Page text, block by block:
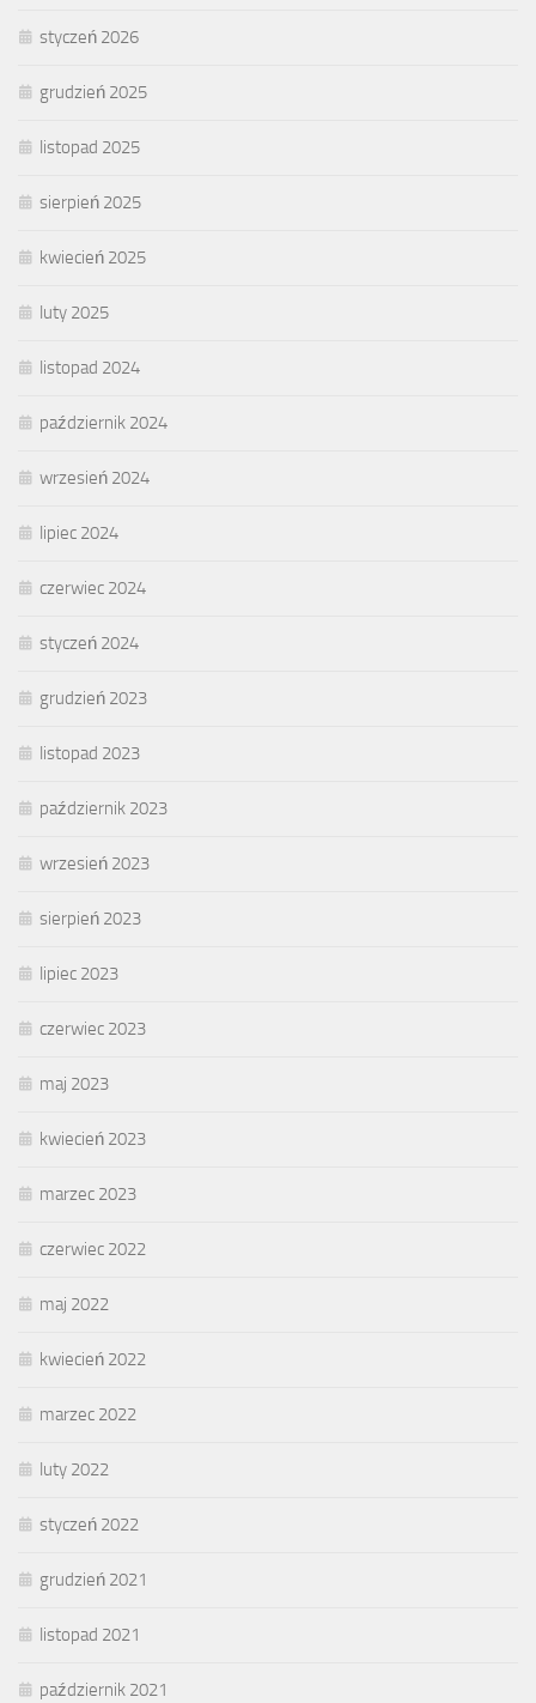
styczeń 2026
grudzień 2025
listopad 2025
sierpień 2025
kwiecień 2025
luty 2025
listopad 2024
październik 2024
wrzesień 2024
lipiec 2024
czerwiec 2024
styczeń 2024
grudzień 2023
listopad 2023
październik 2023
wrzesień 2023
sierpień 2023
lipiec 2023
czerwiec 2023
maj 2023
kwiecień 2023
marzec 2023
czerwiec 2022
maj 2022
kwiecień 2022
marzec 2022
luty 2022
styczeń 2022
grudzień 2021
listopad 2021
październik 2021